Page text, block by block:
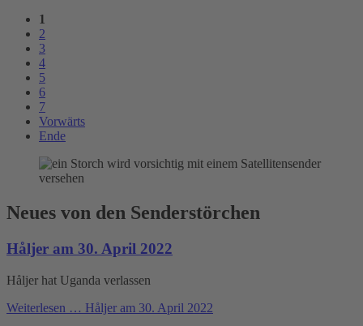
1
2
3
4
5
6
7
Vorwärts
Ende
Neues von den Senderstörchen
Håljer am 30. April 2022
Håljer hat Uganda verlassen
Weiterlesen … Håljer am 30. April 2022